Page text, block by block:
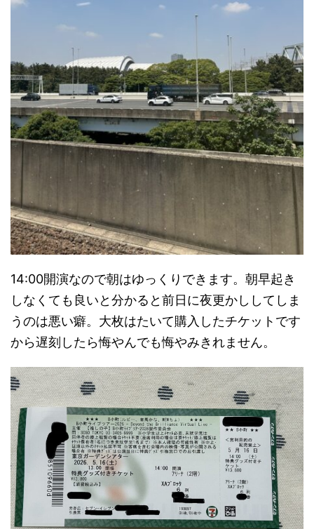
14:00開演なので朝はゆっくりできます。朝早起き
しなくても良いと分かると前日に夜更かししてしま
うのは悪い癖。大枚はたいて購入したチケットです
から遅刻したら悔やんでも悔やみきれません。